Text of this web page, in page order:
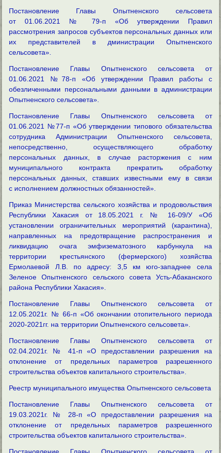
Постановление Главы Опытненского сельсовета
от01.06.2021 № 79-п «Об утверждении Правил
рассмотрениязапросов субъектов персональных данных или
их представителей в дминистрации Опытненского
сельсовета».
Постановление Главы Опытненского сельсовета от
01.06.2021 №78-п «Об утверждении Правил работы с
обезличенными персональными данными в администрации
Опытненского сельсовета».
Постановление Главы Опытненского сельсовета от
01.06.2021 №77-п «Об утверждении типового обязательства
сотрудника Администрации Опытненского сельсовета,
непосредственно, осуществляющего обработку
персональных данных, в случае расторжения с ним
муниципального контракта прекратить обработку
персональных данных, ставших известными ему в связи
с исполнением должностных обязанностей».
Приказ Министерства сельского хозяйства и продовольствия
Республики Хакасия от 18.05.2021 г. № 16-09/У «Об
установлении ограничительных мероприятий (карантина),
направленных на предотвращение распространения и
ликвидацию очага эмфизематозного карбункула на
территории крестьянского (фермерского) хозяйства
Ермолаевой Л.В. по адресу: 3,5 км юго-западнее села
Зеленое Опытненского сельского совета Усть-Абаканского
района Республики Хакасия».
Постановление Главы Опытненского сельсовета от
12.05.2021г. № 66-п «Об окончании отопительного периода
2020-2021гг. на территории Опытненского сельсовета».
Постановление Главы Опытненского сельсовета от
02.04.2021г. № 41-п «О предоставлении разрешения на
отклонение от предельных параметров разрешенного
строительства объектов капитального строительства».
Реестр муниципального имущества Опытненского сельсовета
Постановление Главы Опытненского сельсовета от
19.03.2021г. № 28-п «О предоставлении разрешения на
отклонение от предельных параметров разрешенного
строительства объектов капитального строительства».
Постановление Главы Опытненского сельсовета от